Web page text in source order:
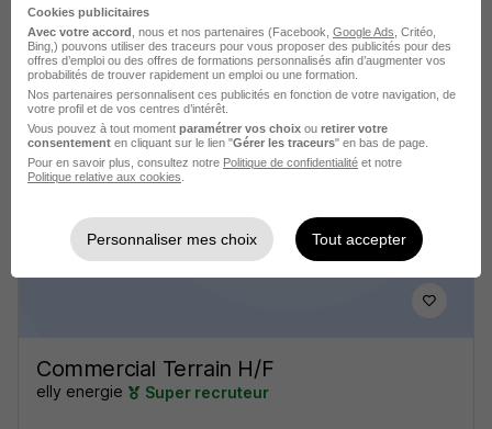
Environnement H/F
Pépite Super recruteur
Évry-Courcouronnes - 91
CDI
32 000 - 46 000 € / an
Commercial Terrain H/F
elly energie Super recruteur
Cookies publicitaires
Avec votre accord , nous et nos partenaires (Facebook, Google Ads , Critéo,
Bing,) pouvons utiliser des traceurs pour vous proposer des publicités pour des
offres d’emploi ou des offres de formations personnalisés afin d’augmenter vos
probabilités de trouver rapidement un emploi ou une formation.
Nos partenaires personnalisent ces publicités en fonction de votre navigation, de
votre profil et de vos centres d’intérêt.
Vous pouvez à tout moment paramétrer vos choix ou retirer votre
consentement en cliquant sur le lien "Gérer les traceurs" en bas de page.
Pour en savoir plus, consultez notre Politique de confidentialité et notre
Politique relative aux cookies
Personnaliser mes choix Tout accepter